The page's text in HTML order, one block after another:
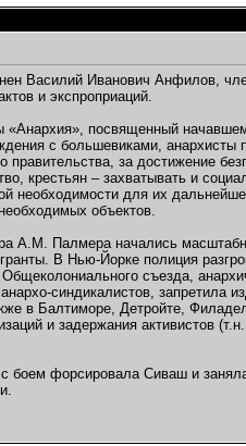
Василий Иванович Анфилов,
и экспроприаций.
посвященный
с большевиками, анархисты
за достижение
крестьян – захватывать и
необходимости для их
объектов.
А.М. Палмера начались
В Нью-Йорке полиция
съезда,
синдикалистов, запретила
в Балтиморе, Детройте,
и задержания активистов
боем форсировала Сиваш и